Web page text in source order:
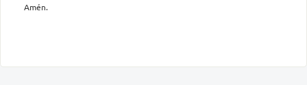
Amén.